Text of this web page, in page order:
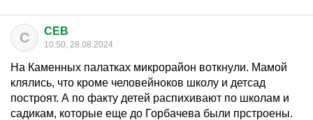
C CEB
10:50, 28.08.2024
На Каменных палатках микрорайон воткнули. Мамой
клялись, что кроме человейноков школу и детсад
построят. А по факту детей распихивают по школам и
садикам, которые еще до Горбачева были прстроены.